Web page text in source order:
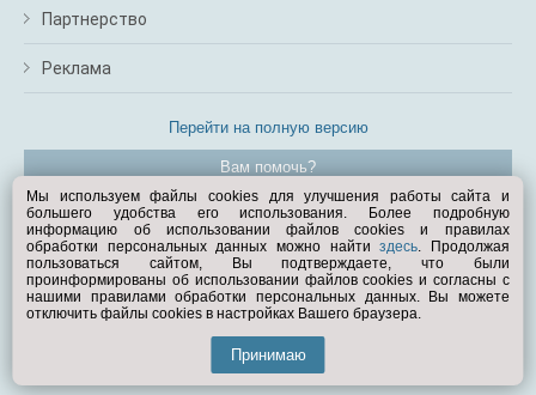
Партнерство
Реклама
Перейти на полную версию
Вам помочь?
© Exist.ru 1998—2026
Мы используем файлы cookies для улучшения работы сайта и
большего удобства его использования. Более подробную
информацию об использовании файлов cookies и правилах
обработки персональных данных можно найтиздесь. Продолжая
пользоваться сайтом, Вы подтверждаете, что были
проинформированы об использовании файлов cookies и согласны с
нашими правилами обработки персональных данных. Вы можете
отключить файлы cookies в настройках Вашего браузера.
Принимаю